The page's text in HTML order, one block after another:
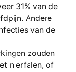
31% van de
Andere
van de
zouden
nierfalen, of